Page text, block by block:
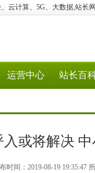
、云计算、5G、大数据,站长
运营中心 站长百
入或将解决
时间：2019-08-19 19:35:47